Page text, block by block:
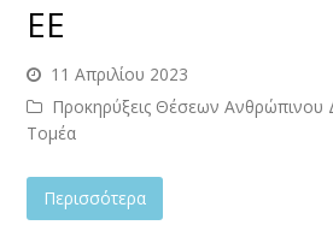
ΕΕ
11 Απριλίου 2023
Προκηρύξεις Θέσεων Ανθρώπινου
Τομέα
Περισσότερα